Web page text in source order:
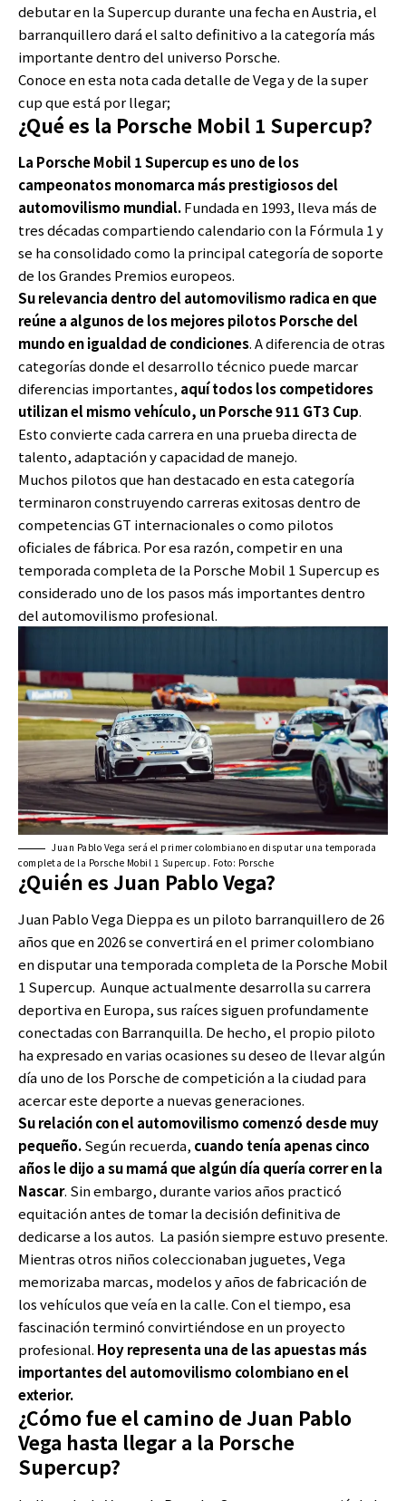
debutar en la Supercup durante una fecha en Austria, el
barranquillero dará el salto definitivo a la categoría más
importante dentro del universo Porsche.
Conoce en esta nota cada detalle de Vega y de la super
cup que está por llegar;
¿Qué es la Porsche Mobil 1 Supercup?
La Porsche Mobil 1 Supercup es uno de los
campeonatos monomarca más prestigiosos del
automovilismo mundial.Fundada en 1993, lleva más de
tres décadas compartiendo calendario con la Fórmula 1 y
se ha consolidado como la principal categoría de soporte
de los Grandes Premios europeos.
Su relevancia dentro del automovilismo radica en que
reúne a algunos de los mejores pilotos Porsche del
mundo en igualdad de condiciones. A diferencia de otras
categorías donde el desarrollo técnico puede marcar
diferencias importantes, aquí todos los competidores
utilizan el mismo vehículo, unPorsche 911 GT3 Cup.
Esto convierte cada carrera en una prueba directa de
talento, adaptación y capacidad de manejo.
Muchos pilotos que han destacado en esta categoría
terminaron construyendo carreras exitosas dentro de
competencias GT internacionales o como pilotos
oficiales de fábrica. Por esa razón, competir en una
temporada completa de la Porsche Mobil 1 Supercup es
considerado uno de los pasos más importantes dentro
del automovilismo profesional.
Juan Pablo Vega será el primer colombiano en disputar una temporada
completa de la Porsche Mobil 1 Supercup. Foto: Porsche
¿Quién es Juan Pablo Vega?
Juan Pablo Vega Dieppa es un piloto barranquillero de 26
años que en 2026 se convertirá en el primer colombiano
en disputar una temporada completa de la Porsche Mobil
1 Supercup. Aunque actualmente desarrolla su carrera
deportiva en Europa, sus raíces siguen profundamente
conectadas con Barranquilla. De hecho, el propio piloto
ha expresado en varias ocasiones su deseo de llevar algún
día uno de los Porsche de competición a la ciudad para
acercar este deporte a nuevas generaciones.
Su relación con el automovilismo comenzó desde muy
pequeño.Según recuerda, cuando tenía apenas cinco
años le dijo a su mamá que algún día quería correr en la
Nascar. Sin embargo, durante varios años practicó
equitación antes de tomar la decisión definitiva de
dedicarse a los autos. La pasión siempre estuvo presente.
Mientras otros niños coleccionaban juguetes, Vega
memorizaba marcas, modelos y años de fabricación de
los vehículos que veía en la calle. Con el tiempo, esa
fascinación terminó convirtiéndose en un proyecto
profesional. Hoy representa una de las apuestas más
importantes del automovilismo colombiano en el
exterior.
¿Cómo fue el camino de Juan Pablo
Vega hasta llegar a la Porsche
Supercup?